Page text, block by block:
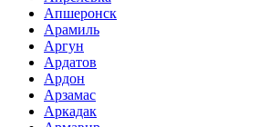
Апшеронск
Арамиль
Аргун
Ардатов
Ардон
Арзамас
Аркадак